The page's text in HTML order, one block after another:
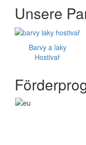
Unsere
Barvy a laky
Hostivař